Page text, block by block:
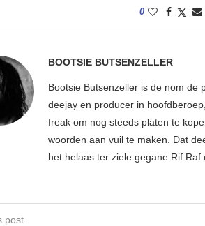
0
BOOTSIE BUTSENZELLER
Bootsie Butsenzeller is de nom de
deejay en producer in
freak om nog steeds platen te
woorden aan vuil te maken. Dat
het helaas ter ziele gegane Rif Raf
post